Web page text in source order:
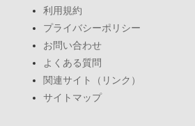
利用規約
プライバシーポリシー
お問い合わせ
よくある質問
関連サイト（リンク）
サイトマップ